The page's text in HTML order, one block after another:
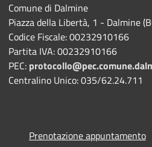
Comune di Dalmine
Piazza della Libertà, 1 - Dalmine
Codice Fiscale: 00232910166
Partita IVA: 00232910166
PEC:
Centralino Unico: 035/62.24.711
Prenotazione appuntamento